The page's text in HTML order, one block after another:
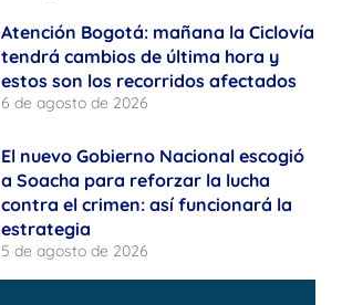
Atención Bogotá: mañana la Ciclovía
tendrá cambios de última hora y
estos son los recorridos afectados
6 de agosto de 2026
El nuevo Gobierno Nacional escogió
a Soacha para reforzar la lucha
contra el crimen: así funcionará la
estrategia
5 de agosto de 2026